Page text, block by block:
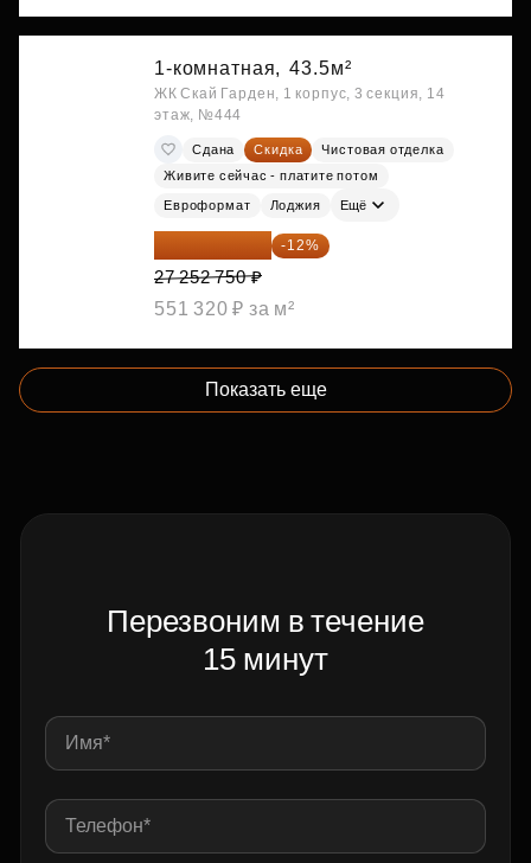
1-комнатная, 43.5м²
ЖК Скай Гарден, 1 корпус, 3 секция, 14
этаж, №444
Сдана Скидка
Чистовая отделка
Живите сейчас - платите потом
Евроформат Лоджия Ещё
23 982 420 ₽ -12%
27 252 750 ₽
551 320 ₽ за м²
Показать еще
Перезвоним в течение
15 минут